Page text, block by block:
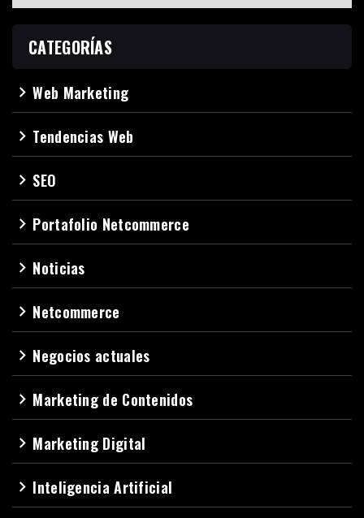
CATEGORÍAS
navigate_nextWeb Marketing
navigate_next Tendencias Web
navigate_next SEO
navigate_next Portafolio Netcommerce
navigate_next Noticias
navigate_next Netcommerce
navigate_next Negocios actuales
navigate_next Marketing de Contenidos
navigate_next Marketing Digital
navigate_next Inteligencia Artificial